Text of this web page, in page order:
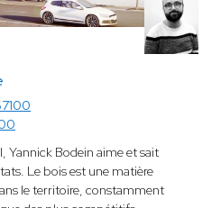
Yannick Bodein aime et sait
Le bois est une matière
le territoire, constamment